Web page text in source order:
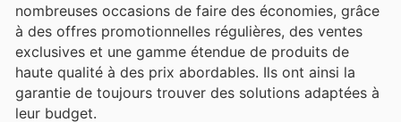
nombreuses occasions de faire des économies, grâce
à des offres promotionnelles régulières, des ventes
exclusives et une gamme étendue de produits de
haute qualité à des prix abordables. Ils ont ainsi la
garantie de toujours trouver des solutions adaptées à
leur budget.